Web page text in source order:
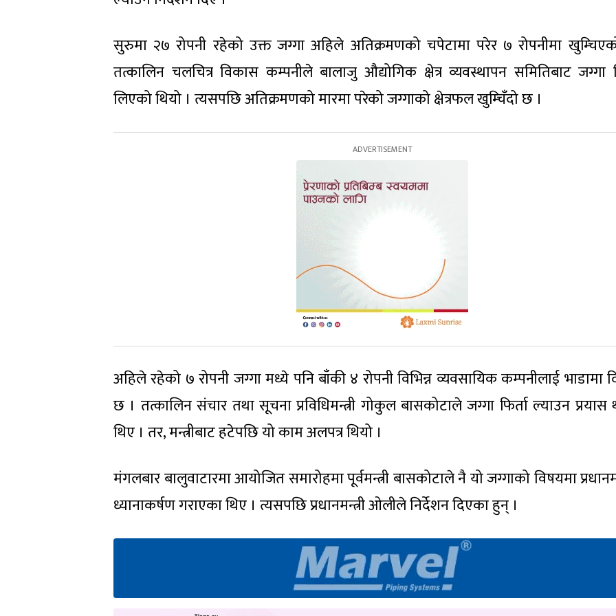
सुरुमा २७ रोपनी रहेको उक्त जग्गा अहिले अतिक्रमणको चपेटामा परेर ७ रोपनीमा
तत्कालिन चलचित्र विकास कम्पनीले बालाजु औद्योगिक क्षेत्र व्यवस्थापन समितिबाट जग्गा
लिएको थियो । त्यसपछि अतिक्रमणको मारमा परेको जग्गाको क्षेत्रफल खुम्चिँदो छ ।
अहिले रहेको ७ रोपनी जग्गा मध्ये पनि बाँकी ४ रोपनी विभिन्न व्यवसायिक कम्पनीलाई भाडामा
छ । तत्कालिन संचार तथा सूचना प्रविधिमन्त्री गोकुल बासकोटाले जग्गा फिर्ता ल्याउन
थिए । तर, मन्त्रीबाट हटेपछि यो काम अलपत्र थियो ।
मंगलबार बालुवाटारमा आयोजित समारोहमा पूर्वमन्त्री बासकोटाले नै यो जग्गाको विषयमा
ध्यानाकर्षण गराएका थिए । त्यसपछि प्रधानमन्त्री ओलीले निर्देशन दिएका हुन् ।